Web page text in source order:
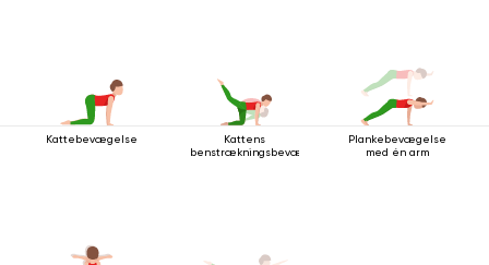
Kattebevægelse
Kattens
benstrækningsbevægelse
Plankebevægelse
med én arm